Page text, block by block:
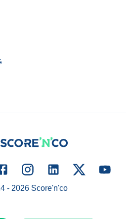
- 2026Score'n'co